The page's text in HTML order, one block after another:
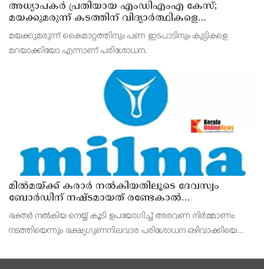
അധ്യാപകര്‍ പ്രതിയായ എംഡിഎംഎ കേസ്;
മയക്കുമരുന്ന് കടത്തിന് വിദ്യാര്‍ത്ഥികളെ
ഉപയോഗിച്ചോ എന്ന് സംശയം
മയക്കുമരുന്ന് കൈമാറ്റത്തിനും പണ ഇടപാടിനും കുട്ടികളെ
മറയാക്കിയോ എന്നാണ് പരിശോധന.
മില്‍മയ്ക്ക് കരാര്‍ നല്‍കിയതിലൂടെ ദേവസ്വം
ബോര്‍ഡിന് നഷ്ടമായത് രണ്ടേകാല്‍
കോടിയിലധികം രൂപ
ഭക്തര്‍ നല്‍കിയ നെയ്യ് കൂടി ഉപയോഗിച്ച് അരവണ നിര്‍മ്മാണം
നടത്തിയെന്നും ഭക്ഷ്യഗുണനിലവാര പരിശോധന ഒഴിവാക്കിയെന്നും